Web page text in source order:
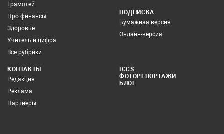
Грамотей
Про финансы
Здоровье
Учитель и цифра
Все рубрики
ПОДПИСКА
Бумажная версия
Онлайн-версия
КОНТАКТЫ
Редакция
Реклама
Партнеры
ICCS
ФОТОРЕПОРТАЖИ
БЛОГ